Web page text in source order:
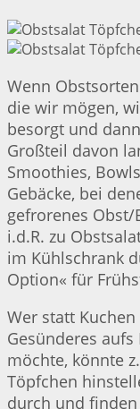
Wenn
die wir mögen,
besorgt und
Großteil davon
Smoothies,
Gebäcke, bei
gefrorenes Obst/
i.d.R. zu
im Kühlschrank
Option« für
Wer statt
Gesünderes
möchte, könnte
Töpfchen
durch und